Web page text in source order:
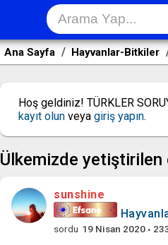
Ana Sayfa Hayvanlar-Bitkiler
Hoş geldiniz! TÜRKLER
kayıt olunveya giriş yapın.
Ülkemizde
sunshine
sordu 19 Nisan 2020